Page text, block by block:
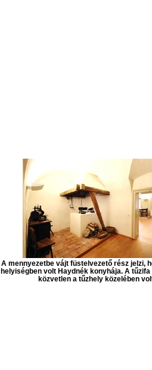
A mennyezetbe vájt füstelvezető rész jelzi,
helyiségben volt Haydnék konyhája. A tűzifa
közvetlen a tűzhely közelében